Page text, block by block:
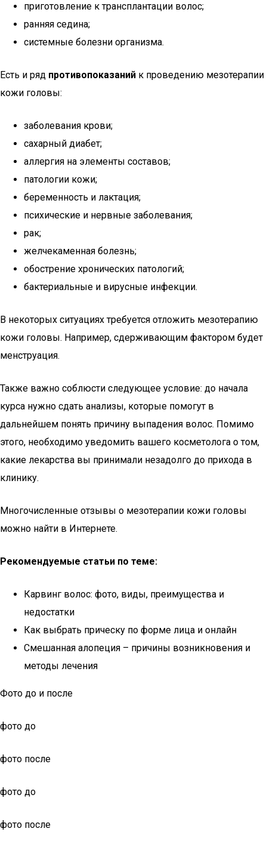
приготовление к трансплантации волос;
ранняя седина;
системные болезни организма.
Есть и ряд противопоказаний к проведению мезотерапии
кожи головы:
заболевания крови;
сахарный диабет;
аллергия на элементы составов;
патологии кожи;
беременность и лактация;
психические и нервные заболевания;
рак;
желчекаменная болезнь;
обострение хронических патологий;
бактериальные и вирусные инфекции.
В некоторых ситуациях требуется отложить мезотерапию
кожи головы. Например, сдерживающим фактором будет
менструация.
Также важно соблюсти следующее условие: до начала
курса нужно сдать анализы, которые помогут в
дальнейшем понять причину выпадения волос. Помимо
этого, необходимо уведомить вашего косметолога о том,
какие лекарства вы принимали незадолго до прихода в
клинику.
Многочисленные отзывы о мезотерапии кожи головы
можно найти в Интернете.
Рекомендуемые статьи по теме:
Карвинг волос: фото, виды, преимущества и
недостатки
Как выбрать прическу по форме лица и онлайн
Смешанная алопеция – причины возникновения и
методы лечения
Фото до и после
фото до
фото после
фото до
фото после